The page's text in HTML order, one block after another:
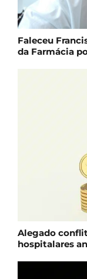
Faleceu
da Farmácia
Alegado
hospitalares